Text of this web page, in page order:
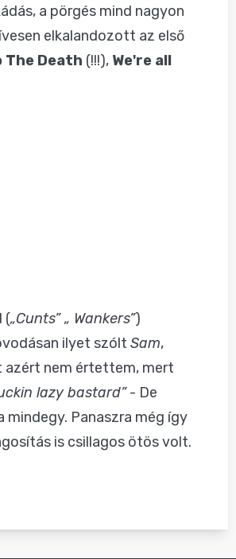
a pörgés mind nagyon
elkalandozott az első
The Death (!!!), We're all
(„Cunts”„ Wankers”)
ilyet szólt Sam,
azért nem értettem, mert
lazy bastard”- De
mindegy. Panaszra még így
is csillagos ötös volt.